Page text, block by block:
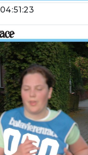
04:51:23